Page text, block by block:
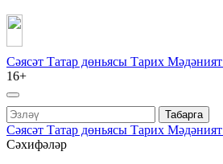
Сәясәт Татар дөньясы Тарих Мәдәният
16+
Табарга
Сәясәт Татар дөньясы Тарих Мәдәният
Сәхифәләр